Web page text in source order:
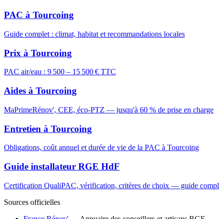
PAC à Tourcoing
Guide complet : climat, habitat et recommandations locales
Prix à Tourcoing
PAC air/eau : 9 500 – 15 500 € TTC
Aides à Tourcoing
MaPrimeRénov', CEE, éco-PTZ — jusqu'à 60 % de prise en charge
Entretien à Tourcoing
Obligations, coût annuel et durée de vie de la PAC à Tourcoing
Guide installateur RGE HdF
Certification QualiPAC, vérification, critères de choix — guide
Sources officielles